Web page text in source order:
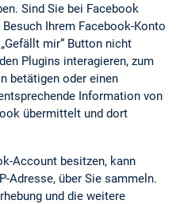
Sind Sie bei Facebook
Ihrem Facebook-Konto
mir“ Button nicht
Plugins interagieren, zum
betätigen oder einen
Information von
übermittelt und dort
Account besitzen, kann
Adresse, über Sie sammeln.
und die weitere